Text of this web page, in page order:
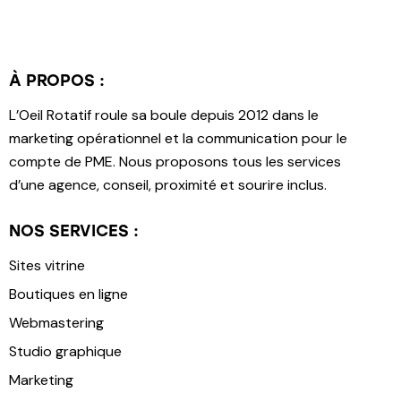
e
À PROPOS :
L’Oeil Rotatif roule sa boule depuis 2012 dans le
marketing opérationnel et la communication pour le
compte de PME. Nous proposons tous les services
d’une agence, conseil, proximité et sourire inclus.
NOS SERVICES :
Sites vitrine
Boutiques en ligne
Webmastering
Studio graphique
Marketing